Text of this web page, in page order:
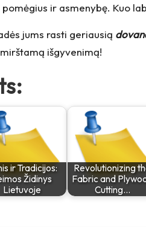
ir asmenybę. Kuo
jums rasti geriausią
išgyvenimą!
ir Tradicijos:
Židinys
Lietuvoje
Revolutionizing
Fabric and
Cutting…